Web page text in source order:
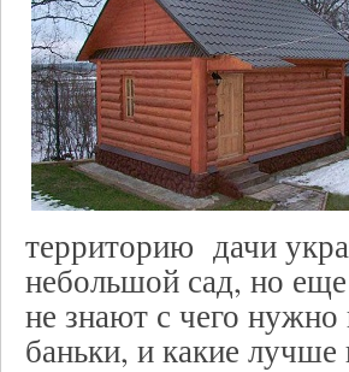
территорию дачи
небольшой сад, но
не знают с чего нужно
баньки, и какие лучше